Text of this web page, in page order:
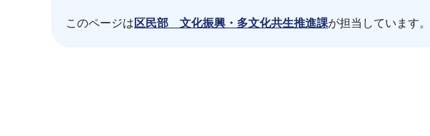
このページは 区民部 文化振興・多文化共生推進課が担当しています。